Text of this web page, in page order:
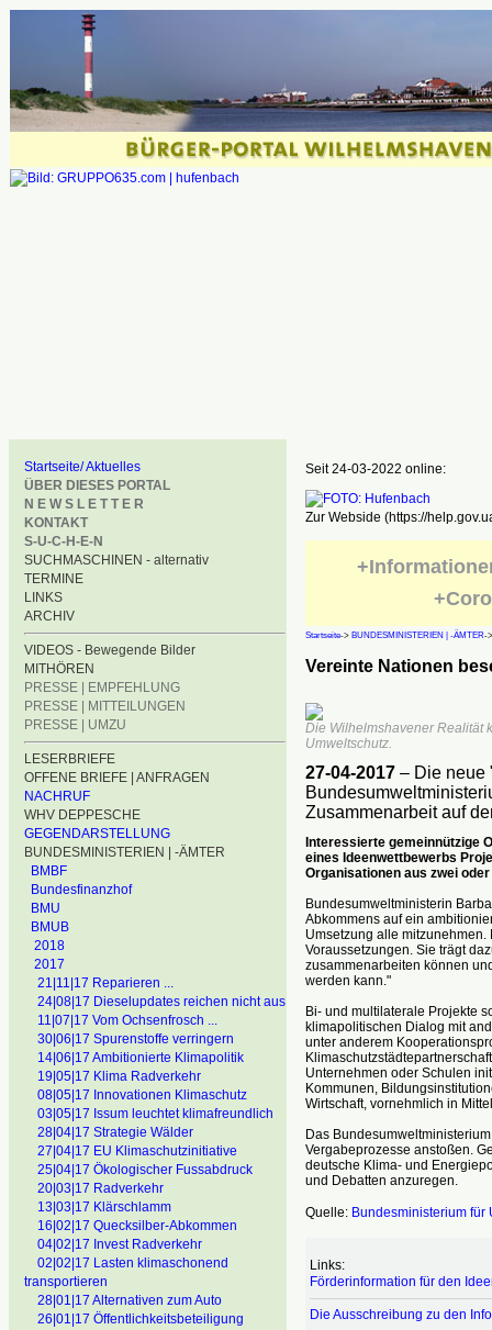
Startseite/ Aktuelles
ÜBER DIESES PORTAL
N E W S L E T T E R
KONTAKT
S-U-C-H-E-N
SUCHMASCHINEN - alternativ
TERMINE
LINKS
ARCHIV
VIDEOS - Bewegende Bilder
MITHÖREN
PRESSE | EMPFEHLUNG
PRESSE | MITTEILUNGEN
PRESSE | UMZU
LESERBRIEFE
OFFENE BRIEFE | ANFRAGEN
NACHRUF
WHV DEPPESCHE
GEGENDARSTELLUNG
BUNDESMINISTERIEN | -ÄMTER
BMBF
Bundesfinanzhof
BMU
BMUB
2018
2017
21|11|17 Reparieren ...
24|08|17 Dieselupdates reichen nicht aus
11|07|17 Vom Ochsenfrosch ...
30|06|17 Spurenstoffe verringern
14|06|17 Ambitionierte Klimapolitik
19|05|17 Klima Radverkehr
08|05|17 Innovationen Klimaschutz
03|05|17 Issum leuchtet klimafreundlich
28|04|17 Strategie Wälder
27|04|17 EU Klimaschutzinitiative
25|04|17 Ökologischer Fussabdruck
20|03|17 Radverkehr
13|03|17 Klärschlamm
16|02|17 Quecksilber-Abkommen
04|02|17 Invest Radverkehr
02|02|17 Lasten klimaschonend
transportieren
28|01|17 Alternativen zum Auto
26|01|17 Öffentlichkeitsbeteiligung
Seit 24-03-2022 online:
Zur Webside (https://
Startseite-> BUNDESMINISTERIEN | -ÄMTER-
Vereinte Nationen
Die Wilhelmshavener Realität
Umweltschutz.
27-04-2017– Die neue
Zusammenarbeit auf
Interessierte gemeinnützige
eines Ideenwettbewerbs
Organisationen aus zwei
Bundesumweltministerin
Abkommens auf ein
Umsetzung alle
Voraussetzungen. Sie trägt
zusammenarbeiten können
werden kann."
Bi- und multilaterale Projekte
klimapolitischen Dialog mit
unter anderem
Unternehmen oder Schulen
Kommunen,
Wirtschaft, vornehmlich in
Das
Vergabeprozesse anstoßen.
deutsche Klima- und
und Debatten anzuregen.
Quelle: Bundesministerium für
Links:
Förderinformation für den
Die Ausschreibung zu den